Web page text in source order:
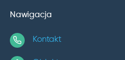
Nawigacja
Kontakt